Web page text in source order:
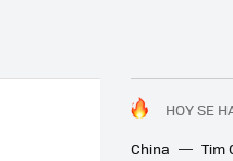
HOY SE
China
Tim